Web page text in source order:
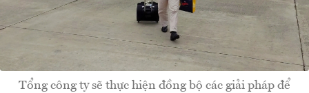
Tổng công ty sẽ thực hiện đồng bộ các giải pháp để